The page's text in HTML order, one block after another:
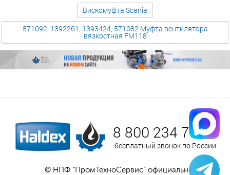
Вискомуфта Scania
571092, 1392261, 1393424, 571082 Муфта вентилятора
вязкостная FM118
8 800 234 75 52
бесплатный звонок по России
© НПФ “ПромТехноСервис” официальный